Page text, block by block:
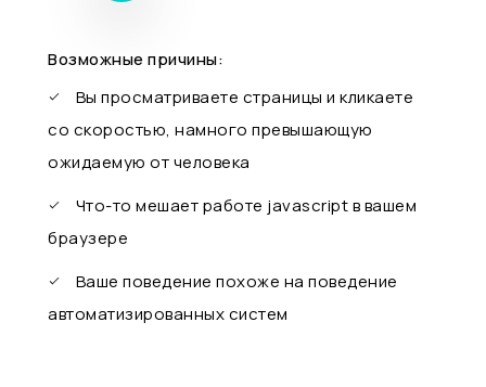
Возможные причины:
Вы просматриваете страницы и кликаете
со скоростью, намного превышающую
ожидаемую от человека
Что-то мешает работе javascript в вашем
браузере
Ваше поведение похоже на поведение
автоматизированных систем